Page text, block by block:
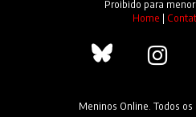
Proibido para
Home |
Meninos Online. Todos os